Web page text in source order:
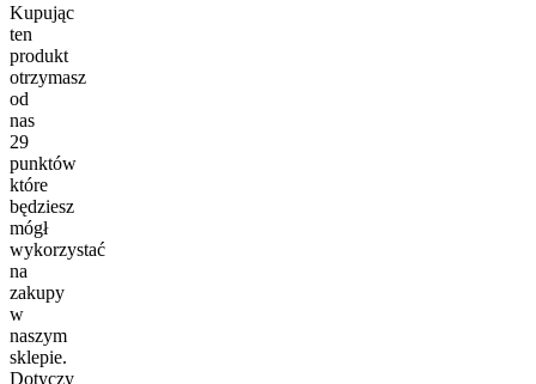
Kupując
ten
produkt
otrzymasz
od
nas
29
punktów
które
będziesz
mógł
wykorzystać
na
zakupy
w
naszym
sklepie.
Dotyczy